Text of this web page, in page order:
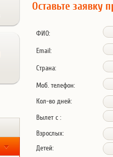
Оставьте заявку
ФИО:
Email:
Страна:
Моб. телефон:
Кол-во дней:
Вылет с :
Взрослых:
Детей: